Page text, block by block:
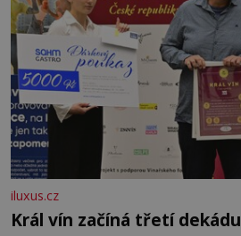
iluxus.cz
Král vín začíná třetí dekádu